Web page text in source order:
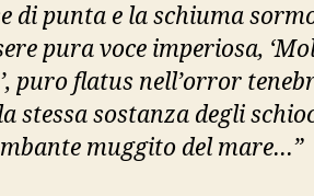
di punta e la schiuma
pura voce imperiosa,
puro flatus nell’orror
stessa sostanza degli
muggito del mare…”